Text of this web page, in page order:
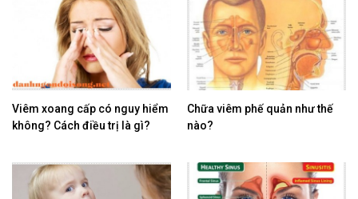
Viêm xoang cấp có nguy hiểm
không? Cách điều trị là gì?
Chữa viêm phế quản như thế
nào?